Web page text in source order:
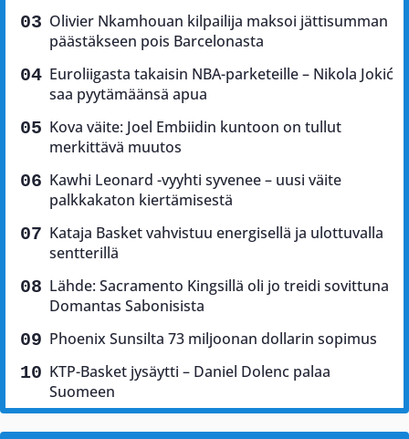
Olivier Nkamhouan kilpailija maksoi jättisumman
päästäkseen pois Barcelonasta
Euroliigasta takaisin NBA-parketeille – Nikola Jokić
saa pyytämäänsä apua
Kova väite: Joel Embiidin kuntoon on tullut
merkittävä muutos
Kawhi Leonard -vyyhti syvenee – uusi väite
palkkakaton kiertämisestä
Kataja Basket vahvistuu energisellä ja ulottuvalla
sentterillä
Lähde: Sacramento Kingsillä oli jo treidi sovittuna
Domantas Sabonisista
Phoenix Sunsilta 73 miljoonan dollarin sopimus
KTP-Basket jysäytti – Daniel Dolenc palaa
Suomeen